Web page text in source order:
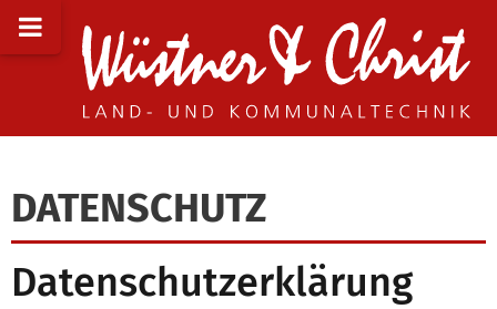
DATENSCHUTZ
Datenschutzerklärung